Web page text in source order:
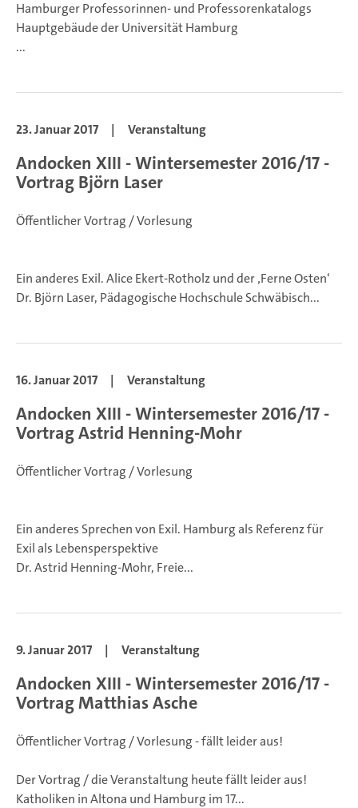
Hamburger Professorinnen- und Professorenkatalogs
Hauptgebäude der Universität Hamburg
...
23. Januar 2017 | Veranstaltung
Andocken XIII - Wintersemester 2016/17 -
Vortrag Björn Laser
Öffentlicher Vortrag / Vorlesung
Ein anderes Exil. Alice Ekert-Rotholz und der ‚Ferne Osten‘
Dr. Björn Laser, Pädagogische Hochschule Schwäbisch...
16. Januar 2017 | Veranstaltung
Andocken XIII - Wintersemester 2016/17 -
Vortrag Astrid Henning-Mohr
Öffentlicher Vortrag / Vorlesung
Ein anderes Sprechen von Exil. Hamburg als Referenz für
Exil als Lebensperspektive
Dr. Astrid Henning-Mohr, Freie...
9. Januar 2017 | Veranstaltung
Andocken XIII - Wintersemester 2016/17 -
Vortrag Matthias Asche
Öffentlicher Vortrag / Vorlesung -fällt leider aus!
Der Vortrag / die Veranstaltung heute fällt leider aus!
Katholiken in Altona und Hamburg im 17...